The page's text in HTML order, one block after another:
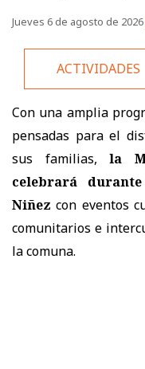
Jueves 6 de agosto de 2026
ACTIVIDADES
Con una amplia
pensadas para el
sus familias,la
celebrará
Niñez con eventos
comunitarios e
la comuna.